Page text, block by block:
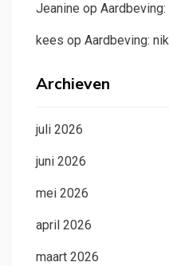
Jeanine op
kees op Aardbeving:
Archieven
juli 2026
juni 2026
mei 2026
april 2026
maart 2026